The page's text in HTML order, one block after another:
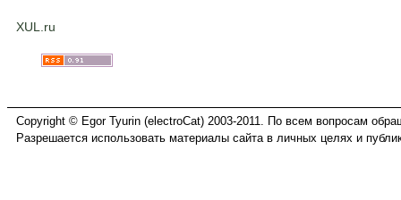
XUL.ru
Copyright © Egor Tyurin (electroCat) 2003-2011. По всем вопросам
Разрешается использовать материалы сайта в личных целях и